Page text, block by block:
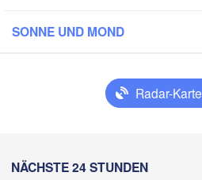
SONNE UND MOND
Radar-
NÄCHSTE 24 STUNDEN
Mazatlán
Los